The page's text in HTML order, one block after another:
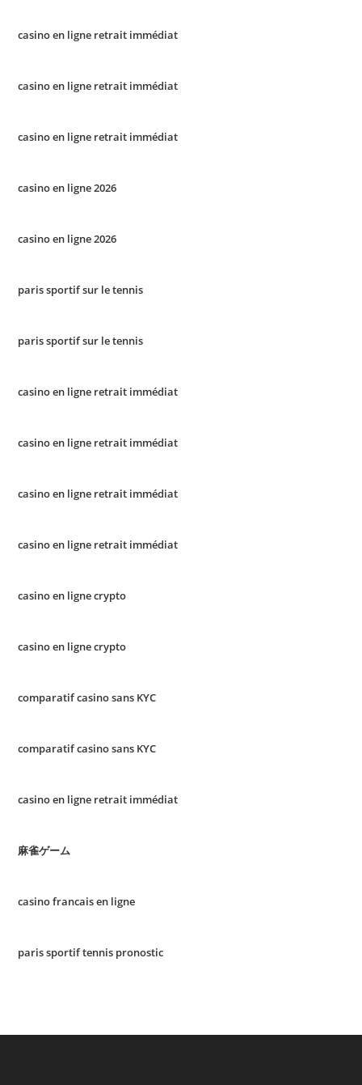
casino en ligne retrait immédiat
casino en ligne retrait immédiat
casino en ligne retrait immédiat
casino en ligne 2026
casino en ligne 2026
paris sportif sur le tennis
paris sportif sur le tennis
casino en ligne retrait immédiat
casino en ligne retrait immédiat
casino en ligne retrait immédiat
casino en ligne retrait immédiat
casino en ligne crypto
casino en ligne crypto
comparatif casino sans KYC
comparatif casino sans KYC
casino en ligne retrait immédiat
麻雀ゲーム
casino francais en ligne
paris sportif tennis pronostic